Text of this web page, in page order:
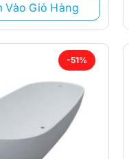
Vào Giỏ Hàng
-51%